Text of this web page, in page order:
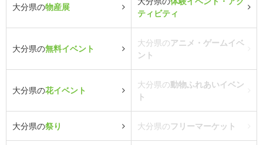
大分県の物産展
ティビティ
大分県の無料イベント
大分県のアニメ・ゲームイベ
ント
大分県の花イベント
大分県の動物ふれあいイベン
ト
大分県の祭り 大分県のフリーマーケット